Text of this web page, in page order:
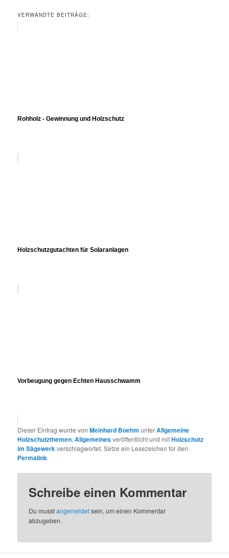
VERWANDTE BEITRÄGE:
Rohholz - Gewinnung und Holzschutz
Holzschutzgutachten für Solaranlagen
Vorbeugung gegen Echten Hausschwamm
Dieser Eintrag wurde vonMeinhard Boehm unterAllgemeine
Holzschutzthemen,Allgemeinesveröffentlicht und mitHolzschutz
im Sägewerkverschlagwortet. Setze ein Lesezeichen für den
Permalink.
Schreibe einen Kommentar
Du musstangemeldetsein, um einen Kommentar
abzugeben.